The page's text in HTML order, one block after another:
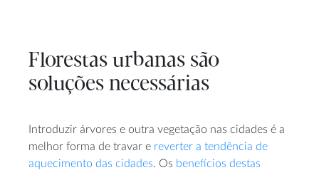
Florestas urbanas são
soluções necessárias
Introduzir árvores e outra vegetação nas cidades é a
melhor forma de travar e reverter a tendência de
aquecimento das cidades. Os benefícios destas